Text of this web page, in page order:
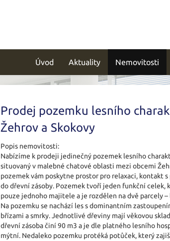
Úvod Aktuality Nemovitosti
Prodej pozemku lesního
Žehrov a Skokovy
Popis nemovitosti:
Nabízíme k prodeji jedinečný pozemek lesního
situovaný v malebné chatové oblasti mezi obcemi
pozemek vám poskytne prostor pro relaxaci, kontakt
do dřevní zásoby. Pozemek tvoří jeden funkční celek,
pouze jednoho majitele a je rozdělen na dvě parcely
Na pozemku se nachází les s dominantním
břízami a smrky. Jednotlivé dřeviny mají věkovou
dřevní zásoba činí 90 m3 a je dle platného lesního
mýtní. Nedaleko pozemku protéká potůček, který